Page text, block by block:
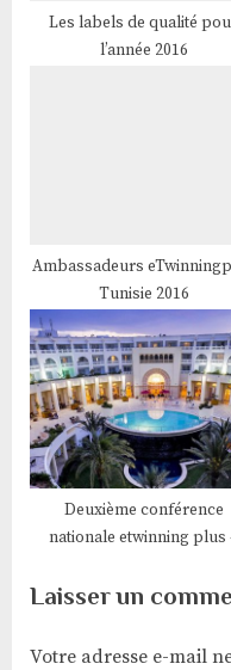
Les labels de qualité
l’année 2016
Ambassadeurs
Tunisie 2016
Deuxième conférence
nationale etwinning plus
Laisser un
Votre adresse e-mail